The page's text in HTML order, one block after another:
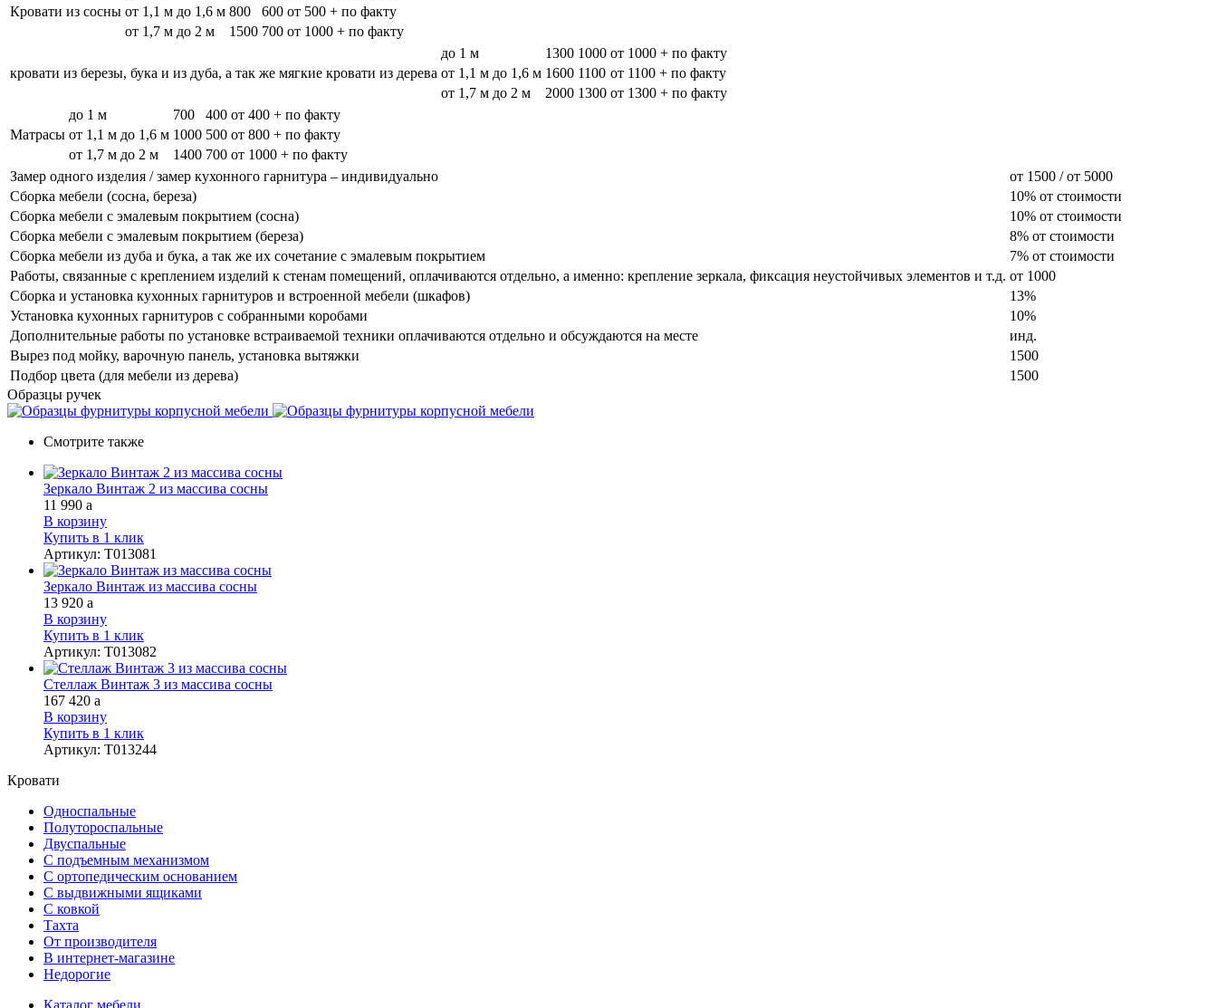
Кровати из сосны от 1,1 м до 1,6 м 800 600 от 500 + по факту
от 1,7 м до 2 м
1500 700 от 1000 + по факту
кровати из березы, бука и из дуба, а так же мягкие кровати из дерева
до 1 м 1300 1000 от 1000 + по факту
от 1,1 м до 1,6 м 1600 1100 от 1100 + по факту
от 1,7 м до 2 м
2000 1300 от 1300 + по факту
Матрасы
до 1 м 700 400 от 400 + по факту
от 1,1 м до 1,6 м 1000 500 от 800 + по факту
от 1,7 м до 2 м
1400 700 от 1000 + по факту
Замер одного изделия / замер кухонного гарнитура – индивидуально
от 1500 / от 5000
Сборка мебели (сосна, береза)
10% от стоимости
Сборка мебели с эмалевым покрытием (сосна)
10% от стоимости
Сборка мебели с эмалевым покрытием (береза)
8% от стоимости
Сборка мебели из дуба и бука, а так же их сочетание с эмалевым покрытием
7% от стоимости
Работы, связанные с креплением изделий к стенам помещений, оплачиваются отдельно, а именно: крепление зеркала, фиксация неустойчивых элементов и т.д. от 1000
Сборка и установка кухонных гарнитуров и встроенной мебели (шкафов)
13%
Установка кухонных гарнитуров с собранными коробами
10%
Дополнительные работы по установке встраиваемой техники оплачиваются отдельно и обсуждаются на месте
инд.
Вырез под мойку, варочную панель, установка вытяжки
1500
Подбор цвета (для мебели из дерева)
1500
Образцы ручек
Смотрите также
Зеркало Винтаж 2 из массива сосны
11 990 a
В корзину
Купить в 1 клик
Артикул: Т013081
Зеркало Винтаж из массива сосны
13 920 a
В корзину
Купить в 1 клик
Артикул: Т013082
Стеллаж Винтаж 3 из массива сосны
167 420 a
В корзину
Купить в 1 клик
Артикул: Т013244
Кровати
Односпальные
Полутороспальные
Двуспальные
С подъемным механизмом
С ортопедическим основанием
С выдвижными ящиками
С ковкой
Тахта
От производителя
В интернет-магазине
Недорогие
Каталог мебели